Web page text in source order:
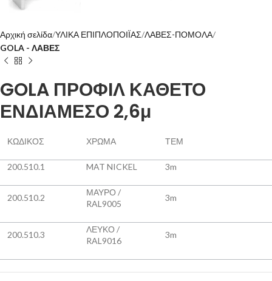
Αρχική σελίδα ΥΛΙΚΑ ΕΠΙΠΛΟΠΟΙΪΑΣ ΛΑΒΕΣ-ΠΟΜΟΛΑ
GOLA - ΛΑΒΕΣ
GOLA ΠΡΟΦΙΛ ΚΑΘΕΤΟ
ΕΝΔΙΑΜΕΣΟ 2,6μ
ΚΩΔΙΚΟΣ ΧΡΩΜΑ ΤΕΜ
200.510.1 MAT NICKEL 3m
200.510.2
ΜΑΥΡΟ /
RAL9005
3m
200.510.3
ΛΕΥΚΟ /
RAL9016
3m